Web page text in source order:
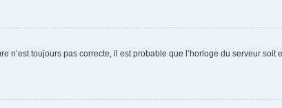
n’est toujours pas correcte, il est probable que l’horloge du serveur